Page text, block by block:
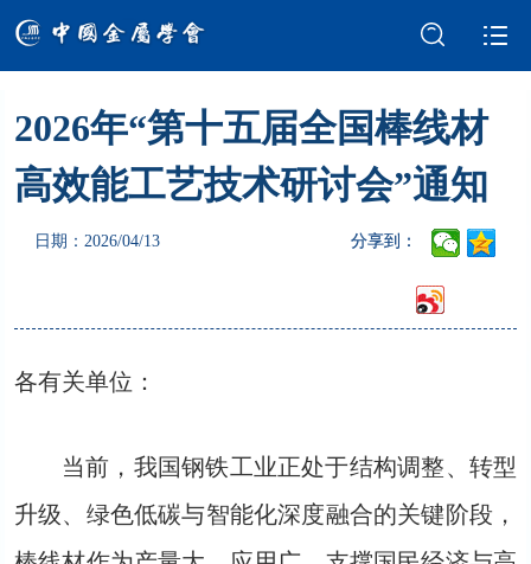
学会介绍 新闻中心
会员服务
2026年“第十五届全国棒线材
高效能工艺技术研讨会”通知
日期：2026/04/13 分享到：
各有关单位：
当前，我国钢铁工业正处于结构调整、转型
升级、绿色低碳与智能化深度融合的关键阶段，